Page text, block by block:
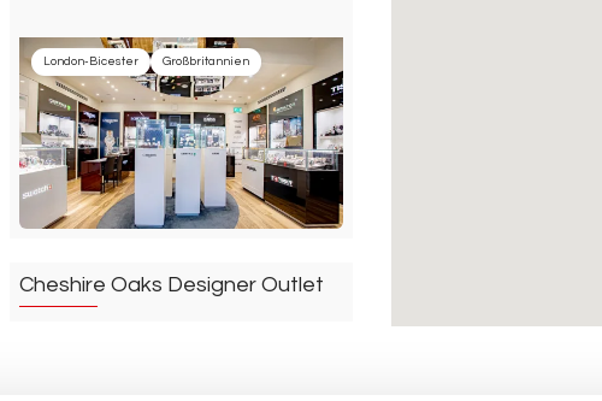
London-Bicester Großbritannien
Cheshire Oaks Designer Outlet